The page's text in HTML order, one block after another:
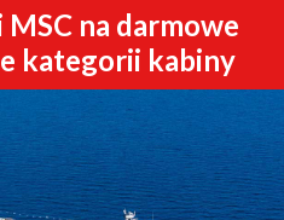
na darmowe
kategorii kabiny